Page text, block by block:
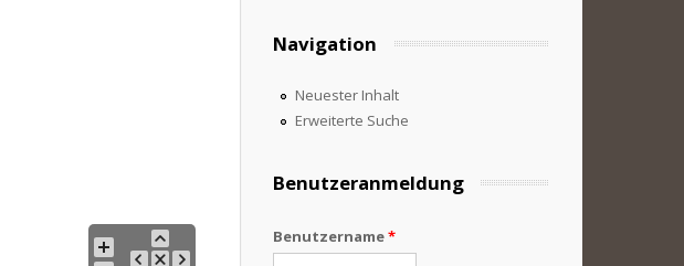
Navigation
Neuester Inhalt
Erweiterte Suche
Benutzeranmeldung
Benutzername*